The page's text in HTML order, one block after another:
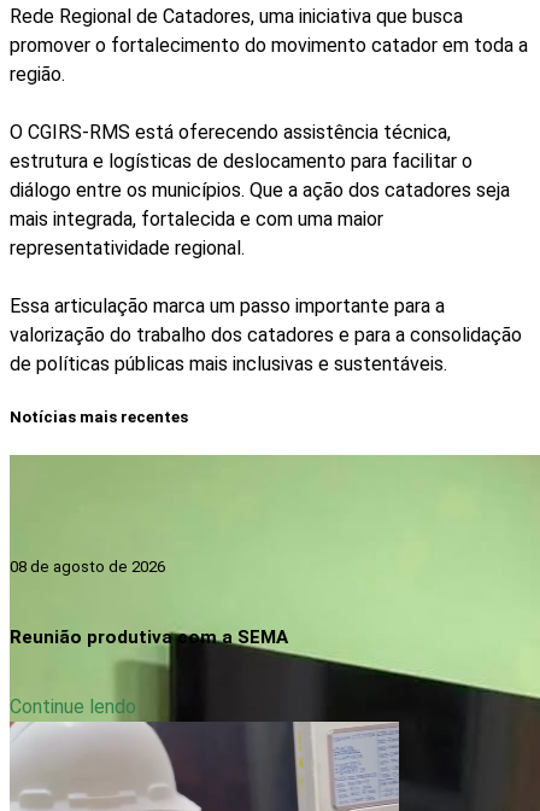
Rede Regional de Catadores, uma iniciativa que busca
promover o fortalecimento do movimento catador em toda a
região.
O CGIRS-RMS está oferecendo assistência técnica,
estrutura e logísticas de deslocamento para facilitar o
diálogo entre os municípios. Que a ação dos catadores seja
mais integrada, fortalecida e com uma maior
representatividade regional.
Essa articulação marca um passo importante para a
valorização do trabalho dos catadores e para a consolidação
de políticas públicas mais inclusivas e sustentáveis.
Notícias mais recentes
08 de agosto de 2026
Reunião produtiva com a SEMA
Continue lendo